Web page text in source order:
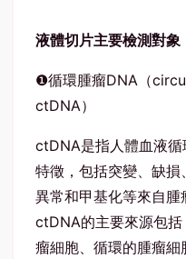
液體切片主要檢測對象
❶循環腫瘤DNA（
ctDNA）
ctDNA是指人體血液
特徵，包括突變、缺
異常和甲基化等來自腫
ctDNA的主要來源包
瘤細胞、循環的腫瘤細